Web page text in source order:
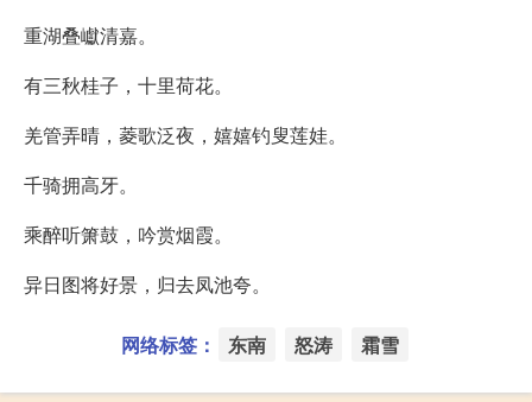
重湖叠巘清嘉。
有三秋桂子，十里荷花。
羌管弄晴，菱歌泛夜，嬉嬉钓叟莲娃。
千骑拥高牙。
乘醉听箫鼓，吟赏烟霞。
异日图将好景，归去凤池夸。
网络标签： 东南 怒涛 霜雪